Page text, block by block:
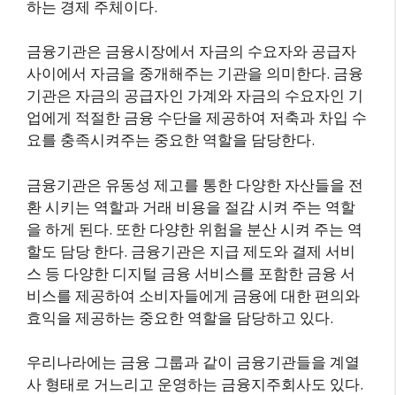
하는 경제 주체이다.
금융기관은 금융시장에서 자금의 수요자와 공급자
사이에서 자금을 중개해주는 기관을 의미한다. 금융
기관은 자금의 공급자인 가계와 자금의 수요자인 기
업에게 적절한 금융 수단을 제공하여 저축과 차입 수
요를 충족시켜주는 중요한 역할을 담당한다.
금융기관은 유동성 제고를 통한 다양한 자산들을 전
환 시키는 역할과 거래 비용을 절감 시켜 주는 역할
을 하게 된다. 또한 다양한 위험을 분산 시켜 주는 역
할도 담당 한다. 금융기관은 지급 제도와 결제 서비
스 등 다양한 디지털 금융 서비스를 포함한 금융 서
비스를 제공하여 소비자들에게 금융에 대한 편의와
효익을 제공하는 중요한 역할을 담당하고 있다.
우리나라에는 금융 그룹과 같이 금융기관들을 계열
사 형태로 거느리고 운영하는 금융지주회사도 있다.